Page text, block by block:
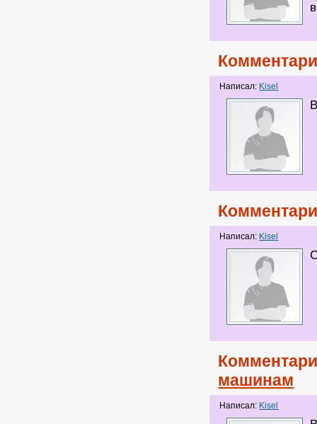
Написал: Kisel
Написал: Kisel
машинам
Написал: Kisel